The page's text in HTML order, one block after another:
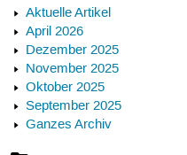
Aktuelle Artikel
April 2026
Dezember 2025
November 2025
Oktober 2025
September 2025
Ganzes Archiv